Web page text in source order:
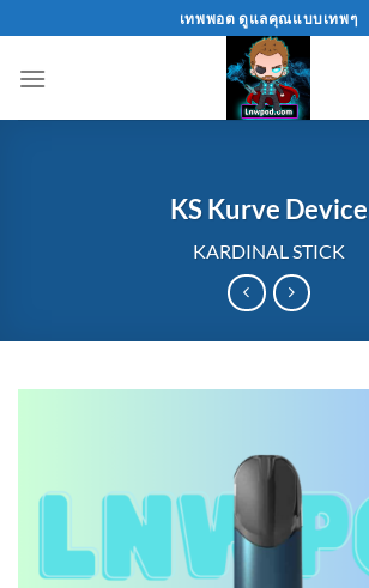
to
content
เทพพอต ดูแลคุณแบบเทพๆ
KS Kurve Device
KARDINAL STICK